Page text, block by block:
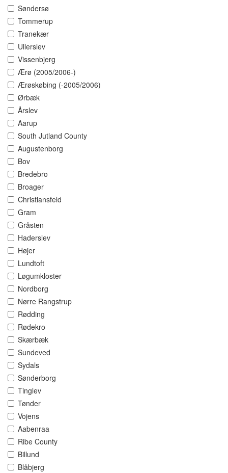
Søndersø
Tommerup
Tranekær
Ullerslev
Vissenbjerg
Ærø (2005/2006-)
Ærøskøbing (-2005/2006)
Ørbæk
Årslev
Aarup
South Jutland County
Augustenborg
Bov
Bredebro
Broager
Christiansfeld
Gram
Gråsten
Haderslev
Højer
Lundtoft
Løgumkloster
Nordborg
Nørre Rangstrup
Rødding
Rødekro
Skærbæk
Sundeved
Sydals
Sønderborg
Tinglev
Tønder
Vojens
Aabenraa
Ribe County
Billund
Blåbjerg